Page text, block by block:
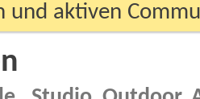
und aktiven